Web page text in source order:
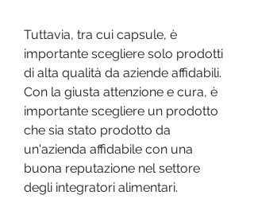
Tuttavia, tra cui capsule, è
importante scegliere solo prodotti
di alta qualità da aziende affidabili.
Con la giusta attenzione e cura, è
importante scegliere un prodotto
che sia stato prodotto da
un'azienda affidabile con una
buona reputazione nel settore
degli integratori alimentari.